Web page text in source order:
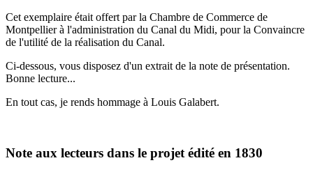
Cet exemplaire était offert par la Chambre de Commerce de
Montpellier à l'administration du Canal du Midi, pour la Convaincre
de l'utilité de la réalisation du Canal.
Ci-dessous, vous disposez d'un extrait de la note de présentation.
Bonne lecture...
En tout cas, je rends hommage à Louis Galabert.
Note aux lecteurs dans le projet édité en 1830